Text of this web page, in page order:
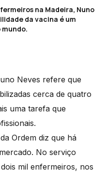
na Madeira, Nuno
da vacina é um
Neves refere que
cerca de quatro
uma tarefa que
Ordem diz que há
No serviço
mil enfermeiros, nos